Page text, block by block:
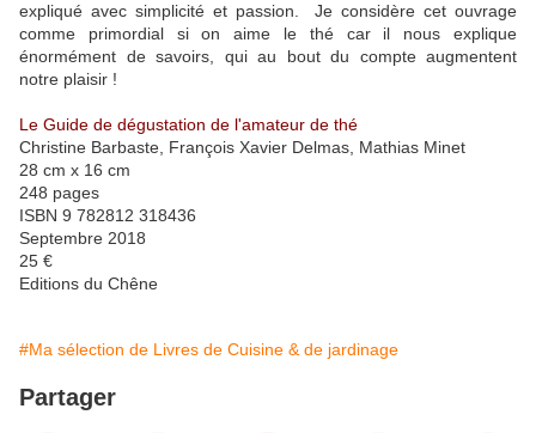
expliqué avec simplicité et passion. Je considère cet ouvrage
comme primordial si on aime le thé car il nous explique
énormément de savoirs, qui au bout du compte augmentent
notre plaisir !
Le Guide de dégustation de l'amateur de thé
Christine Barbaste, François Xavier Delmas, Mathias Minet
28 cm x 16 cm
248 pages
ISBN 9 782812 318436
Septembre 2018
25 €
Editions du Chêne
#Ma sélection de Livres de Cuisine & de jardinage
Partager